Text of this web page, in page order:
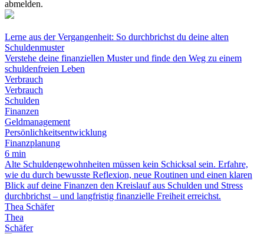
abmelden.
Lerne aus der Vergangenheit: So durchbrichst du deine alten
Schuldenmuster
Verstehe deine finanziellen Muster und finde den Weg zu einem
schuldenfreien Leben
Verbrauch
Verbrauch
Schulden
Finanzen
Geldmanagement
Persönlichkeitsentwicklung
Finanzplanung
6 min
Alte Schuldengewohnheiten müssen kein Schicksal sein. Erfahre,
wie du durch bewusste Reflexion, neue Routinen und einen klaren
Blick auf deine Finanzen den Kreislauf aus Schulden und Stress
durchbrichst – und langfristig finanzielle Freiheit erreichst.
Thea Schäfer
Thea
Schäfer